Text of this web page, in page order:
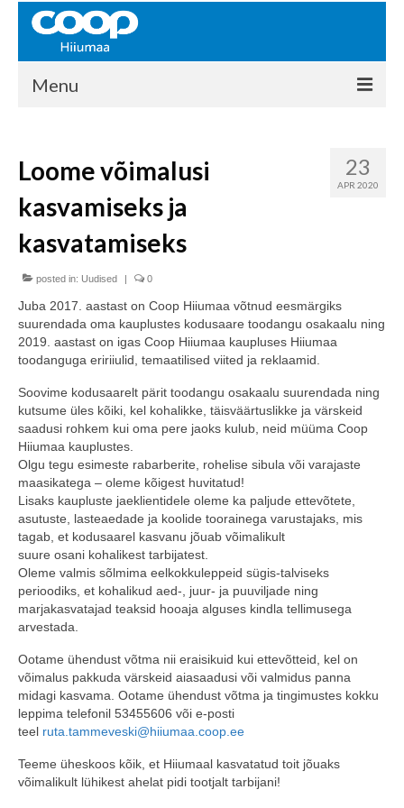
Menu
Kontakt
Liikmed
Ajalugu
KAUPLUSED
EHITUSKESKUS
KAUBAMAJA
KAMPAANIAD
COOP KLIENDIKAART
KINKEKAART
PAKUME TÖÖD
HIIUMAA KÖÖK JA PAGAR
MEIE PANUS
23
APR 2020
Loome võimalusi
kasvamiseks ja
kasvatamiseks
posted in: Uudised | 0
Juba 2017. aastast on Coop Hiiumaa võtnud eesmärgiks
suurendada oma kauplustes kodusaare toodangu osakaalu ning
2019. aastast on igas Coop Hiiumaa kaupluses Hiiumaa
toodanguga eririiulid, temaatilised viited ja reklaamid.
Soovime kodusaarelt pärit toodangu osakaalu suurendada ning
kutsume üles kõiki, kel kohalikke, täisväärtuslikke ja värskeid
saadusi rohkem kui oma pere jaoks kulub, neid müüma Coop
Hiiumaa kauplustes.
Olgu tegu esimeste rabarberite, rohelise sibula või varajaste
maasikatega – oleme kõigest huvitatud!
Lisaks kaupluste jaeklientidele oleme ka paljude ettevõtete,
asutuste, lasteaedade ja koolide toorainega varustajaks, mis
tagab, et kodusaarel kasvanu jõuab võimalikult
suure osani kohalikest tarbijatest.
Oleme valmis sõlmima eelkokkuleppeid sügis-talviseks
perioodiks, et kohalikud aed-, juur- ja puuviljade ning
marjakasvatajad teaksid hooaja alguses kindla tellimusega
arvestada.
Ootame ühendust võtma nii eraisikuid kui ettevõtteid, kel on
võimalus pakkuda värskeid aiasaadusi või valmidus panna
midagi kasvama. Ootame ühendust võtma ja tingimustes kokku
leppima telefonil 53455606 või e-posti
teel ruta.tammeveski@hiiumaa.coop.ee
Teeme üheskoos kõik, et Hiiumaal kasvatatud toit jõuaks
võimalikult lühikest ahelat pidi tootjalt tarbijani!